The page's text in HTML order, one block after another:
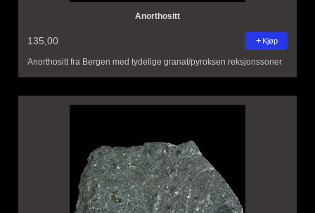
Anorthositt
135,00 Kjøp
Anorthositt fra Bergen med tydelige granat/pyroksen reksjonssoner